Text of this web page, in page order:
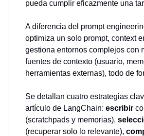
pueda cumplir eficazmente una
A diferencia del prompt
optimiza un solo prompt, context
gestiona entornos complejos con
fuentes de contexto (usuario,
herramientas externas), todo de
Se detallan cuatro estrategias
artículo de LangChain: escribir
(scratchpads y memorias),
(recuperar solo lo relevante),